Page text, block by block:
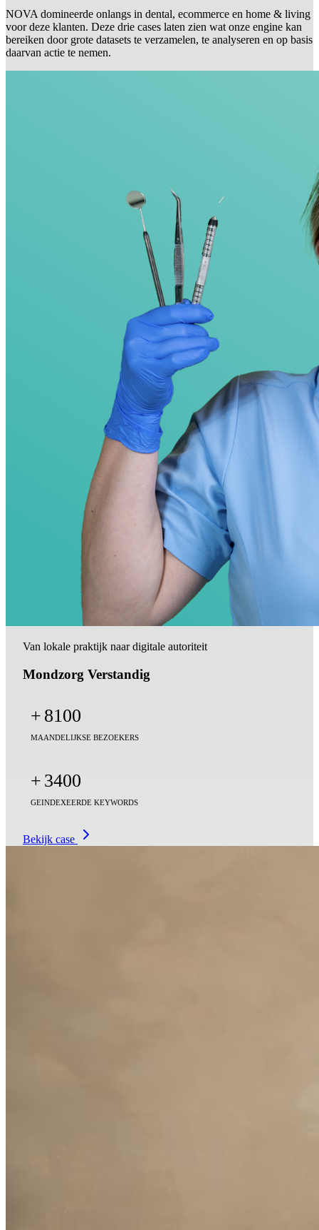
NOVA domineerde onlangs in dental, ecommerce en home & living
voor deze klanten. Deze drie cases laten zien wat onze engine kan
bereiken door grote datasets te verzamelen, te analyseren en op basis
daarvan actie te nemen.
Van lokale praktijk naar digitale autoriteit
Mondzorg Verstandig
+ 8100
MAANDELIJKSE BEZOEKERS
+ 3400
GEINDEXEERDE KEYWORDS
Bekijk case